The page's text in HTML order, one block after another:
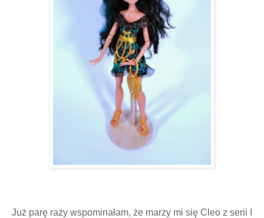
Już parę razy wspominałam, że marzy mi się Cleo z serii I